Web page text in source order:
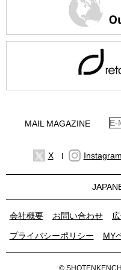
MAIL MAGAZINE
X Instagram
会社概要 お問い合わせ
プライバシーポリシー MY
©